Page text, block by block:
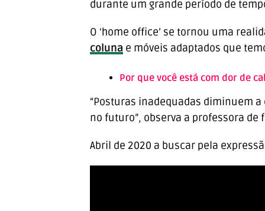
durante um grande período de
O ‘home office’ se tornou uma
coluna e móveis adaptados que
Por que você está com dor de
“Posturas inadequadas diminuem
no futuro”, observa a professora de
Abril de 2020 a buscar pela